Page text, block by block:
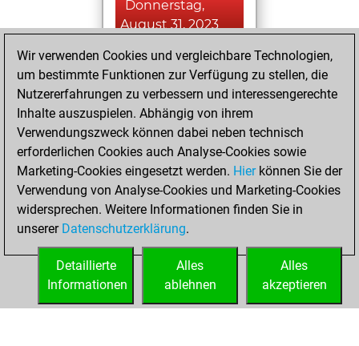
Donnerstag,
August 31, 2023
You achieved a
BeautyScore of 67
Fritz
achieved a new Elo
of 1544
Mittwoch,
August 23, 2023
You created
your Fritz account
Wir verwenden Cookies und vergleichbare Technologien,
um bestimmte Funktionen zur Verfügung zu stellen, die
Nutzererfahrungen zu verbessern und interessengerechte
Inhalte auszuspielen. Abhängig von ihrem
Verwendungszweck können dabei neben technisch
erforderlichen Cookies auch Analyse-Cookies sowie
Marketing-Cookies eingesetzt werden. Hierkönnen Sie der
Verwendung von Analyse-Cookies und Marketing-Cookies
widersprechen. Weitere Informationen finden Sie in
unserer Datenschutzerklärung.
Alles
akzeptieren
Alles
ablehnen
Detaillierte
Informationen